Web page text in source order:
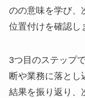
のの意味を学び、
位置付けを確認し
3つ目のステップ
断や業務に落とし
結果を振り返り、